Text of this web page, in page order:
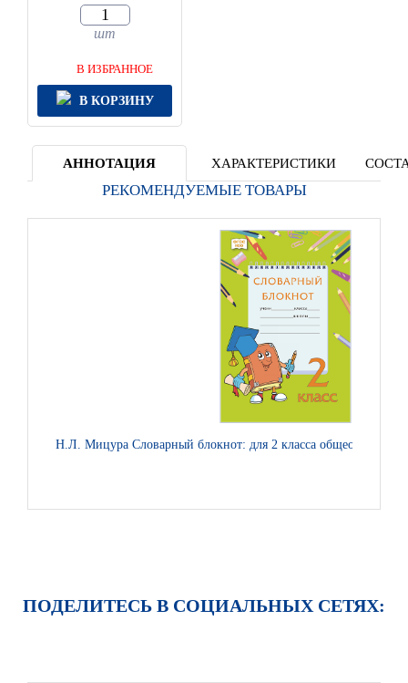
шт
В ИЗБРАННОЕ
В КОРЗИНУ
АННОТАЦИЯ ХАРАКТЕРИСТИКИ
РЕКОМЕНДУЕМЫЕ ТОВАРЫ
Н.Л. Мицура Словарный блокнот: для 2 класса
ПОДЕЛИТЕСЬ В СОЦИАЛЬНЫХ СЕТЯХ: